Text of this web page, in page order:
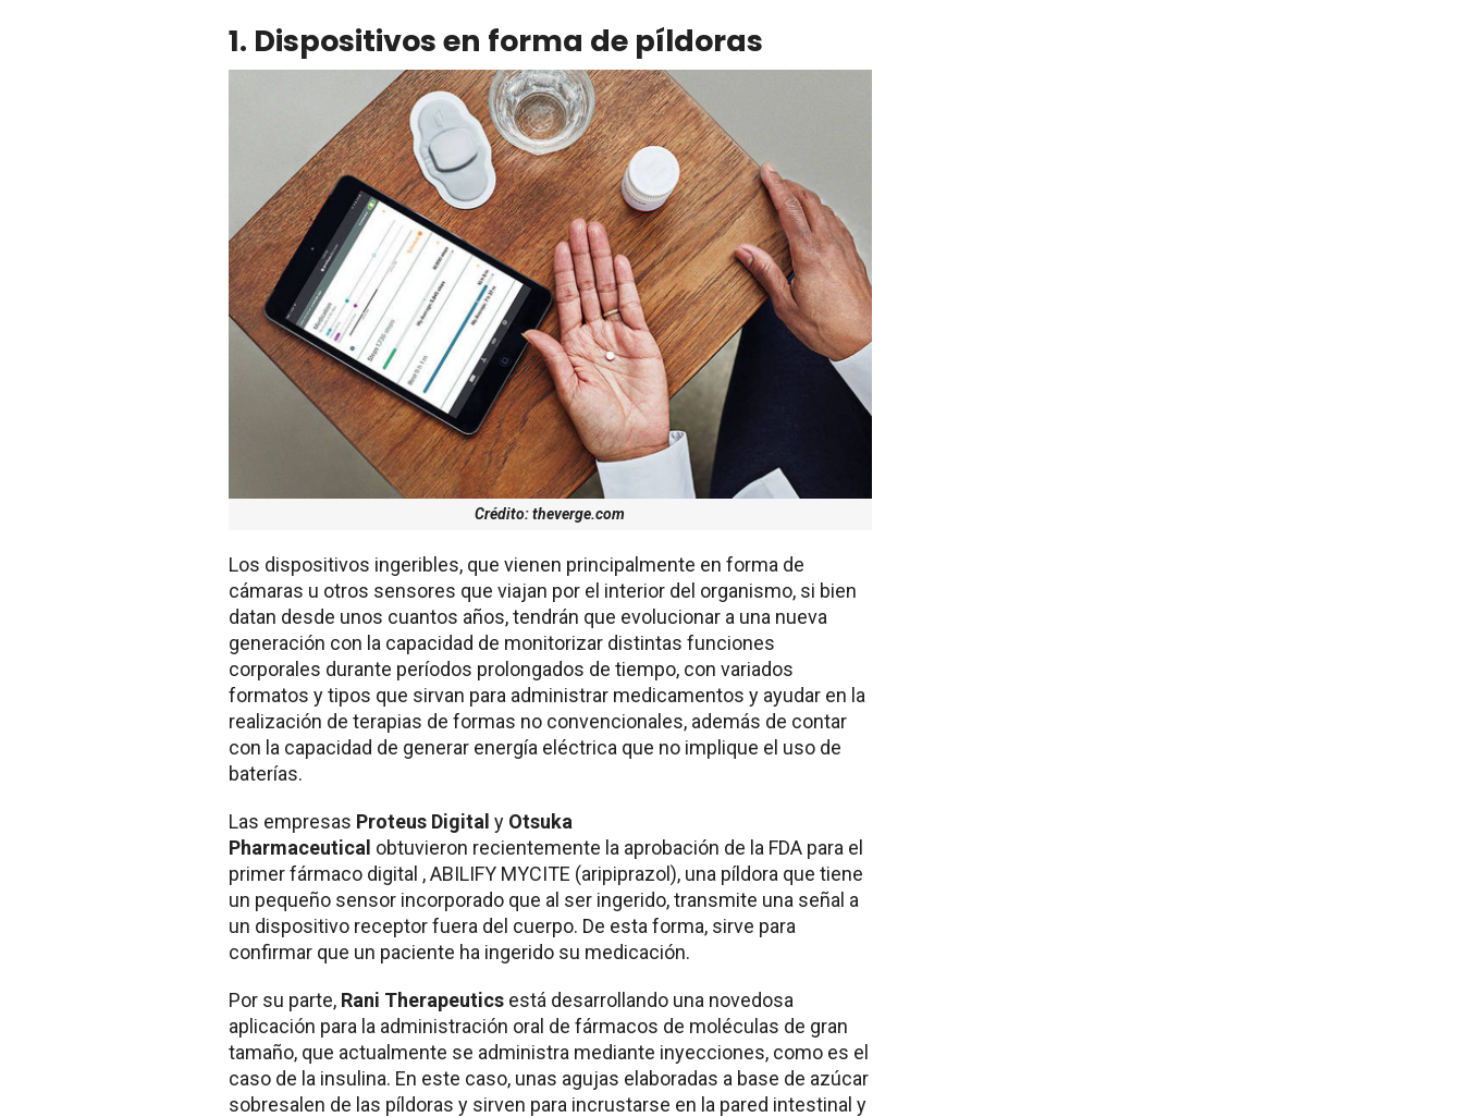
1. Dispositivos en forma de píldoras
Crédito: theverge.com
Los dispositivos ingeribles, que vienen principalmente en forma de
cámaras u otros sensores que viajan por el interior del organismo, si bien
datan desde unos cuantos años, tendrán que evolucionar a una nueva
generación con la capacidad de monitorizar distintas funciones
corporales durante períodos prolongados de tiempo, con variados
formatos y tipos que sirvan para administrar medicamentos y ayudar en la
realización de terapias de formas no convencionales, además de contar
con la capacidad de generar energía eléctrica que no implique el uso de
baterías.
Las empresas Proteus Digital y Otsuka
Pharmaceutical obtuvieron recientemente la aprobación de la FDA para el
primer fármaco digital , ABILIFY MYCITE (aripiprazol), una píldora que tiene
un pequeño sensor incorporado que al ser ingerido, transmite una señal a
un dispositivo receptor fuera del cuerpo. De esta forma, sirve para
confirmar que un paciente ha ingerido su medicación.
Por su parte, Rani Therapeutics está desarrollando una novedosa
aplicación para la administración oral de fármacos de moléculas de gran
tamaño, que actualmente se administra mediante inyecciones, como es el
caso de la insulina. En este caso, unas agujas elaboradas a base de azúcar
sobresalen de las píldoras y sirven para incrustarse en la pared intestinal y